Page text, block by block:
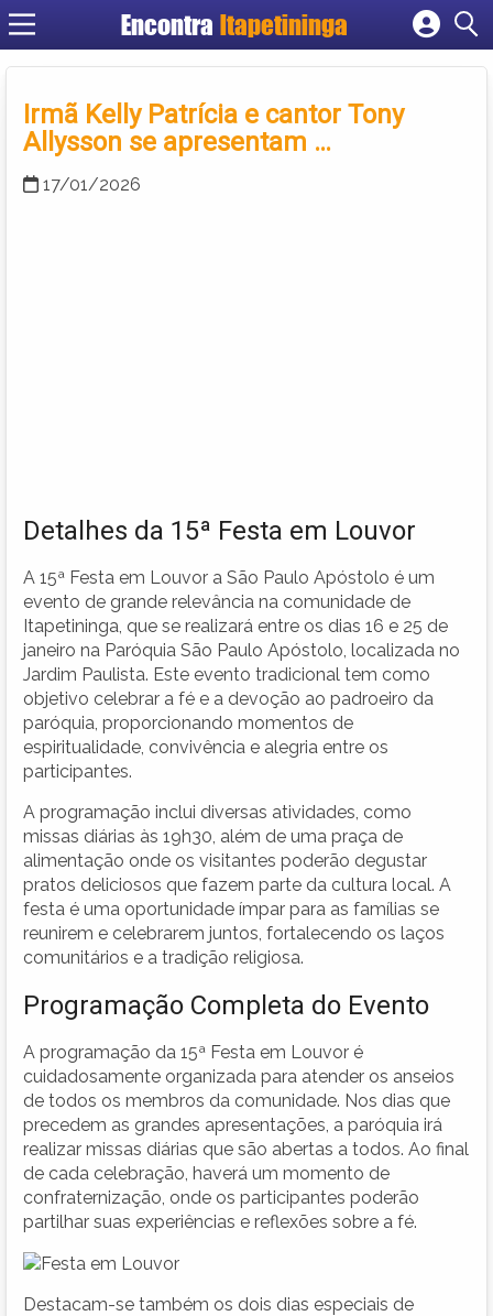
Encontra Itapetininga
Cadastrar empresa
Criar conta
Irmã Kelly Patrícia e cantor Tony
Allysson se apresentam …
17/01/2026
Detalhes da 15ª Festa em Louvor
A 15ª Festa em Louvor a São Paulo Apóstolo é um
evento de grande relevância na comunidade de
Itapetininga, que se realizará entre os dias 16 e 25 de
janeiro na Paróquia São Paulo Apóstolo, localizada no
Jardim Paulista. Este evento tradicional tem como
objetivo celebrar a fé e a devoção ao padroeiro da
paróquia, proporcionando momentos de
espiritualidade, convivência e alegria entre os
participantes.
A programação inclui diversas atividades, como
missas diárias às 19h30, além de uma praça de
alimentação onde os visitantes poderão degustar
pratos deliciosos que fazem parte da cultura local. A
festa é uma oportunidade ímpar para as famílias se
reunirem e celebrarem juntos, fortalecendo os laços
comunitários e a tradição religiosa.
Programação Completa do Evento
A programação da 15ª Festa em Louvor é
cuidadosamente organizada para atender os anseios
de todos os membros da comunidade. Nos dias que
precedem as grandes apresentações, a paróquia irá
realizar missas diárias que são abertas a todos. Ao final
de cada celebração, haverá um momento de
confraternização, onde os participantes poderão
partilhar suas experiências e reflexões sobre a fé.
Destacam-se também os dois dias especiais de